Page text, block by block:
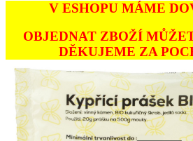
V ESHOPU MÁME
OBJEDNAT ZBOŽÍ
DĚKUJEME ZA